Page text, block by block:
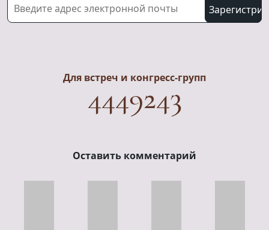
Для встреч и конгресс-групп
4449243
Оставить комментарий